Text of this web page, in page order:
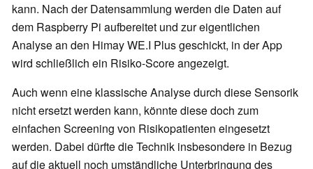
kann. Nach der Datensammlung werden die Daten auf
dem Raspberry Pi aufbereitet und zur eigentlichen
Analyse an den Himay WE.I Plus geschickt, in der App
wird schließlich ein Risiko-Score angezeigt.
Auch wenn eine klassische Analyse durch diese Sensorik
nicht ersetzt werden kann, könnte diese doch zum
einfachen Screening von Risikopatienten eingesetzt
werden. Dabei dürfte die Technik insbesondere in Bezug
auf die aktuell noch umständliche Unterbringung des